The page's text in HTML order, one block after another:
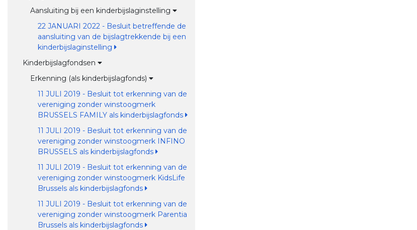
Aansluiting bij een kinderbijslaginstelling
22 JANUARI 2022 - Besluit betreffende de
aansluiting van de bijslagtrekkende bij een
kinderbijslaginstelling
Kinderbijslagfondsen
Erkenning (als kinderbijslagfonds)
11 JULI 2019 - Besluit tot erkenning van de
vereniging zonder winstoogmerk
BRUSSELS FAMILY als kinderbijslagfonds
11 JULI 2019 - Besluit tot erkenning van de
vereniging zonder winstoogmerk INFINO
BRUSSELS als kinderbijslagfonds
11 JULI 2019 - Besluit tot erkenning van de
vereniging zonder winstoogmerk KidsLife
Brussels als kinderbijslagfonds
11 JULI 2019 - Besluit tot erkenning van de
vereniging zonder winstoogmerk Parentia
Brussels als kinderbijslagfonds